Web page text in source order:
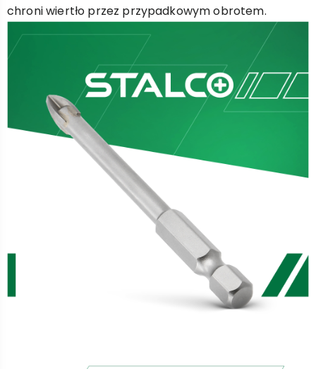
chroni wiertło przez przypadkowym obrotem.